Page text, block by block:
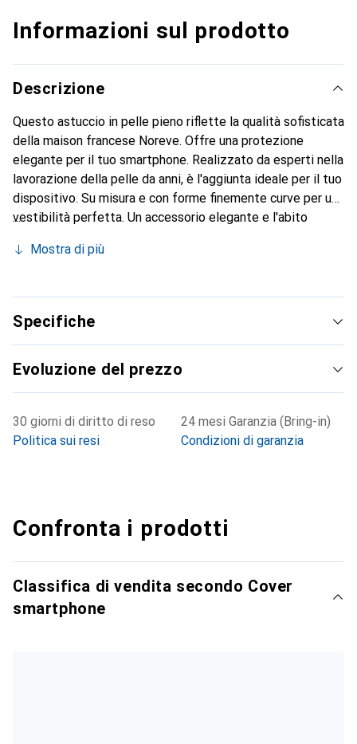
Informazioni sul prodotto
Descrizione
Questo astuccio in pelle pieno riflette la qualità sofisticata
della maison francese Noreve. Offre una protezione
elegante per il tuo smartphone. Realizzato da esperti nella
lavorazione della pelle da anni, è l'aggiunta ideale per il tuo
dispositivo. Su misura e con forme finemente curve per una
vestibilità perfetta. Un accessorio elegante e l'abito
conosciuto a livello internazionale per i suoi prodotti di
cliente esigente.
Mostra di più
Specifiche
Evoluzione del prezzo
30 giorni di diritto di reso
Politica sui resi
24 mesi Garanzia (Bring-in)
Condizioni di garanzia
Confronta i prodotti
Classifica di vendita secondo Cover
smartphone